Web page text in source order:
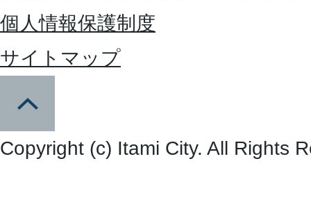
個人情報保護制度
サイトマップ
Copyright (c) Itami City. All Rights